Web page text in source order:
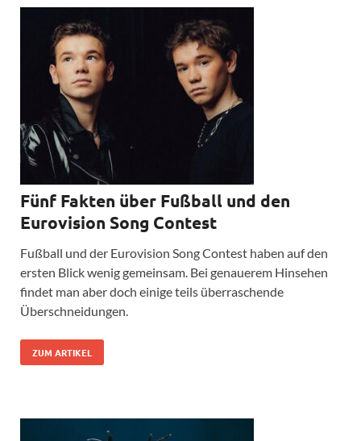
Fünf Fakten über Fußball und den
Eurovision Song Contest
Fußball und der Eurovision Song Contest haben auf den
ersten Blick wenig gemeinsam. Bei genauerem Hinsehen
findet man aber doch einige teils überraschende
Überschneidungen.
ZUM ARTIKEL